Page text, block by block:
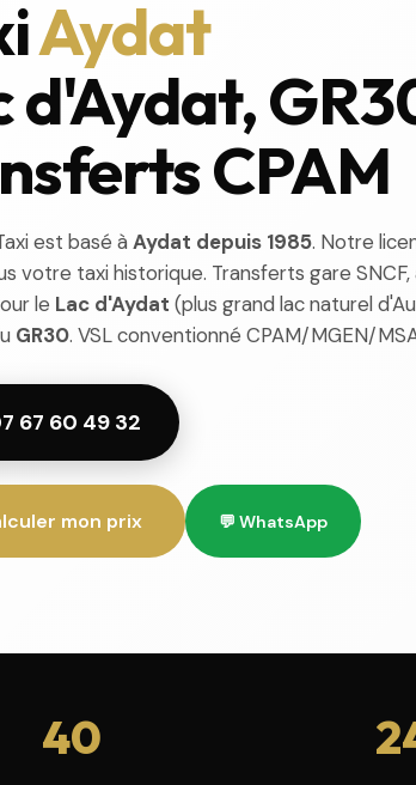
Aydat
d'Aydat,
CPAM
est basé à Aydat depuis 1985. Notre
votre taxi historique. Transferts gare
le Lac d'Aydat (plus grand lac naturel
GR30. VSL conventionné CPAM/MGEN/
67 60 49 32
mon prix 💬 WhatsApp
40